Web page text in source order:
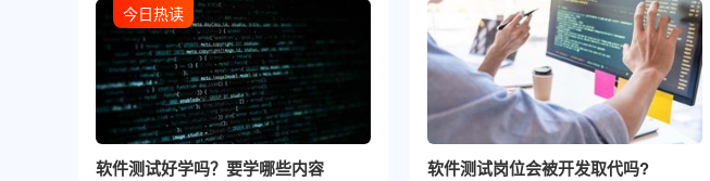
软件测试好学吗？要学哪些内容 软件测试岗位会被开发取代吗?